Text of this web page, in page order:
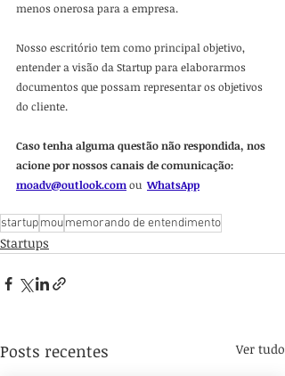
menos onerosa para a empresa.
Nosso escritório tem como principal objetivo,
entender a visão da Startup para elaborarmos
documentos que possam representar os objetivos
do cliente.
Caso tenha alguma questão não respondida, nos
acione por nossos canais de comunicação:
moadv@outlook.comou WhatsApp
startupmoumemorando de entendimento
Startups
Posts recentes Ver tudo